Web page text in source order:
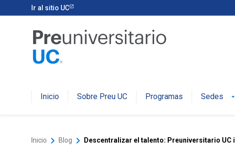
Ir al sitio UC
Inicio Sobre Preu UC Programas Sedes arrow_drop_down
Inicio keyboard_arrow_right Blog keyboard_arrow_right Descentralizar el talento: Preuniversitario